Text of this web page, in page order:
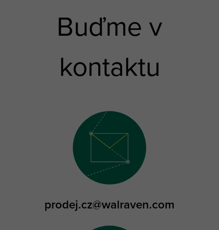
Buďme v
kontaktu
prodej.cz@walraven.com